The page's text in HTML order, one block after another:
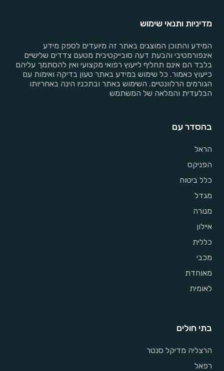
מדיניות ותנאי שימוש
המידע והתוכן המוצגים באתר זה מיועדים לספק מידע
אינפורמטיבי והבעת דעה סובייקטיבית מטעם צדדים שלישיים
בלבד הם אינם תחליף לייעוץ רפואי מקצועי ואין להסתמך עליהם
כייעוץ כאמור. כל שימוש במידע באתר טעון בדיקה ואימות עם
הגורמים הרלוונטיים. השימוש באתר ובתכניו הינה באחריותו
הבלעדית והמלאה של המשתמש
בהסדר עם
הראל
הפניקס
כלל ביטוח
מגדל
מנורה
איילון
כללית
מכבי
מאוחדת
לאומית
בתי חולים
הרצליה מדיקל סנטר
רפאל